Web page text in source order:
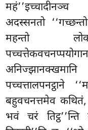
अदस्सनतो
महन्तो
पच्चत्तालपनट्ठाने
बहुवचनत्तमेव
भवं चरं तिट्ठ’’न्ति